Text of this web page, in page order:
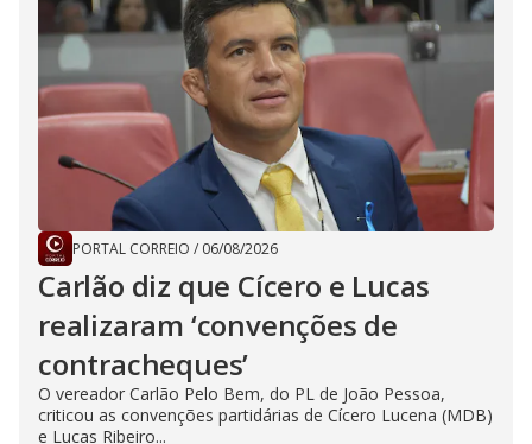
PORTAL CORREIO / 06/08/2026
Carlão diz que Cícero e Lucas
realizaram ‘convenções de
contracheques’
O vereador Carlão Pelo Bem, do PL de João Pessoa,
criticou as convenções partidárias de Cícero Lucena (MDB)
e Lucas Ribeiro...